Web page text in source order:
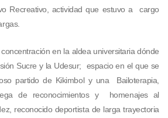
Recreativo, actividad que estuvo a cargo
en la aldea universitaria dónde
Sucre y la Udesur; espacio en el que se
partido de Kikimbol y una Bailoterapia,
de reconocimientos y homenajes al
reconocido deportista de larga trayectoria